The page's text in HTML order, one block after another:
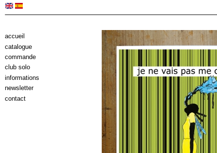
accueil
catalogue
commande
club solo
informations
newsletter
contact